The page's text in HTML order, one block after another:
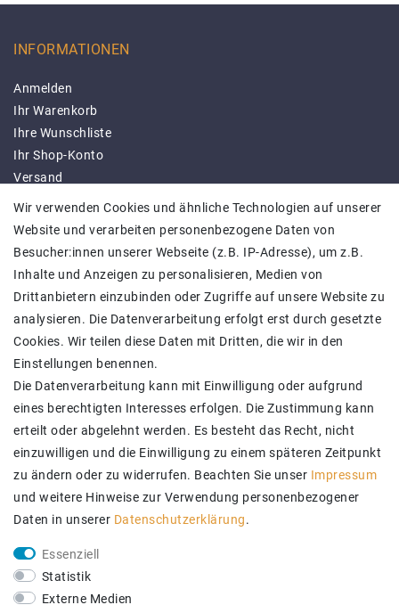
INFORMATIONEN
Anmelden
Ihr Warenkorb
Ihre Wunschliste
Ihr Shop-Konto
Versand
Impressum
Daten­schutz­erklärung
Barrierefreiheitserklärung
Kontakt
SICHER BEZAHLEN
Wir verwenden Cookies und ähnliche Technologien auf unserer
Website und verarbeiten personenbezogene Daten von
Besucher:innen unserer Webseite (z.B. IP-Adresse), um z.B.
Inhalte und Anzeigen zu personalisieren, Medien von
Drittanbietern einzubinden oder Zugriffe auf unsere Website zu
analysieren. Die Datenverarbeitung erfolgt erst durch gesetzte
Cookies. Wir teilen diese Daten mit Dritten, die wir in den
Einstellungen benennen.
Die Datenverarbeitung kann mit Einwilligung oder aufgrund
eines berechtigten Interesses erfolgen. Die Zustimmung kann
erteilt oder abgelehnt werden. Es besteht das Recht, nicht
einzuwilligen und die Einwilligung zu einem späteren Zeitpunkt
zu ändern oder zu widerrufen. Beachten Sie unser Impressum
und weitere Hinweise zur Verwendung personenbezogener
Daten in unserer Daten­schutz­erklärung.
Essenziell
Statistik
Externe Medien